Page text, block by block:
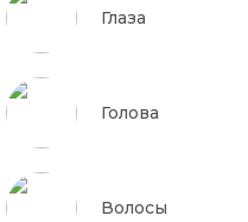
Глаза
Голова
Волосы